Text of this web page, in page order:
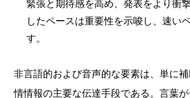
緊張と期待感を高め、発表をより衝
したペースは重要性を示唆し、速い
す。
非言語的および音声的な要素は、単に
情情報の主要な伝達手段である。言葉